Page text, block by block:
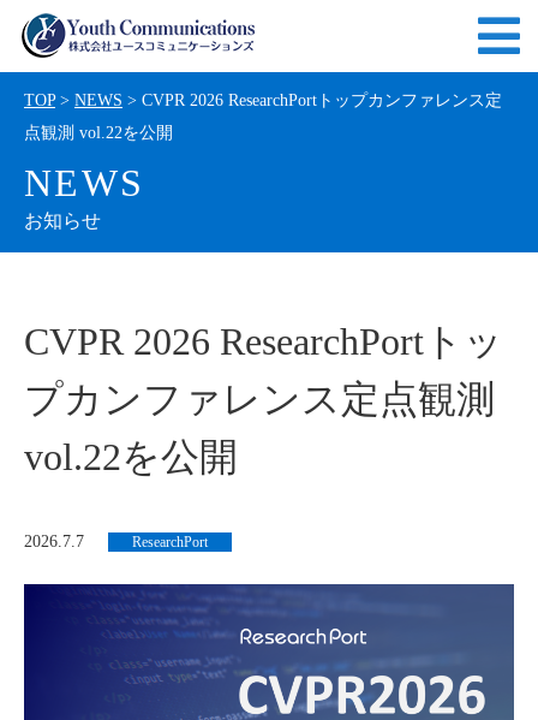
TOP> NEWS > CVPR 2026 ResearchPortトップカンファレンス定
点観測 vol.22を公開
NEWS
お知らせ
CVPR 2026 ResearchPortトッ
プカンファレンス定点観測
vol.22を公開
2026.7.7 ResearchPort